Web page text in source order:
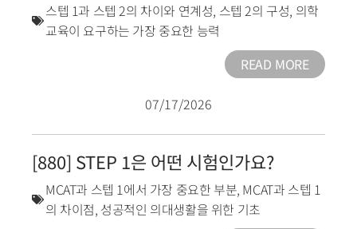
스텝 1과 스텝 2의 차이와 연계성, 스텝 2의 구성, 의학
교육이 요구하는 가장 중요한 능력
READ MORE
07/17/2026
[880] STEP 1은 어떤 시험인가요?
MCAT과 스텝 1에서 가장 중요한 부분, MCAT과 스텝 1
의 차이점, 성공적인 의대생활을 위한 기초